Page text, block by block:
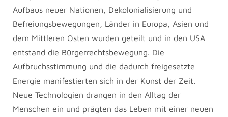
Aufbaus neuer Nationen, Dekolonialisierung und
Befreiungsbewegungen, Länder in Europa, Asien und
dem Mittleren Osten wurden geteilt und in den USA
entstand die Bürgerrechtsbewegung. Die
Aufbruchsstimmung und die dadurch freigesetzte
Energie manifestierten sich in der Kunst der Zeit.
Neue Technologien drangen in den Alltag der
Menschen ein und prägten das Leben mit einer neuen